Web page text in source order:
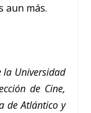
aun más.
la Universidad
de Cine,
de Atlántico y